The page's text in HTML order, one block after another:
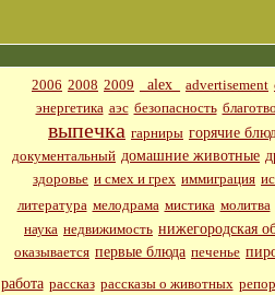
2006 2008 2009 _alex_ advertisement
энергетика аэс безопасность
выпечка гарниры горячие
документальный домашние животные
здоровье и смех и грех иммиграция
литература мелодрама мистика молитва
наука недвижимость нижегородская
оказывается первые блюда печенье
работа рассказ рассказы о животных